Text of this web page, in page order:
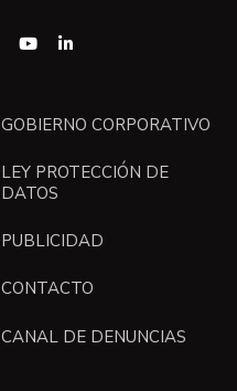
GOBIERNO CORPORATIVO
LEY PROTECCIÓN DE
DATOS
PUBLICIDAD
CONTACTO
CANAL DE DENUNCIAS